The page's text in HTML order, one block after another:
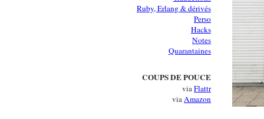
Ruby, Erlang & dérivés
Perso
Hacks
Notes
Quarantaines
COUPS DE POUCE
viaFlattr
viaAmazon